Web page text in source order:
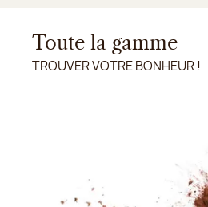
Toute la gamme
TROUVER VOTRE BONHEUR !